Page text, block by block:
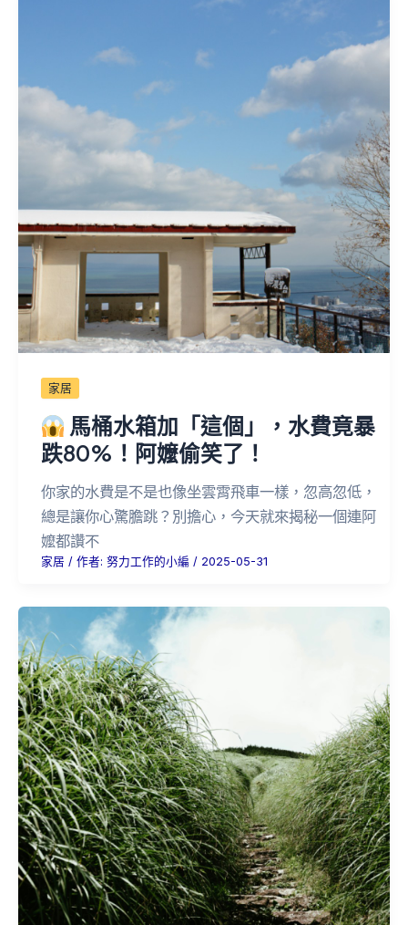
家居
馬桶水箱加「這個」，水費竟暴
跌80%！阿嬤偷笑了！
你家的水費是不是也像坐雲霄飛車一樣，忽高忽低，
總是讓你心驚膽跳？別擔心，今天就來揭秘一個連阿
嬤都讚不
家居 / 作者: 努力工作的小編 / 2025-05-31